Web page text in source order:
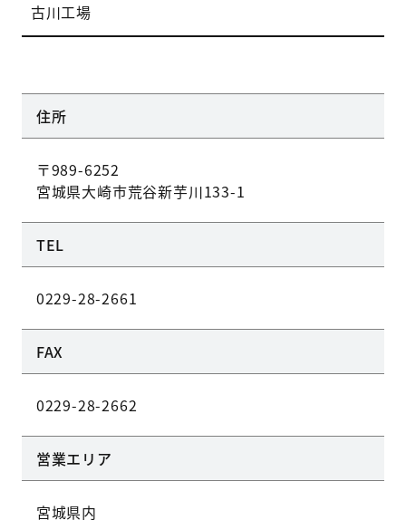
古川工場
住所
〒989-6252
宮城県大崎市荒谷新芋川133-1
TEL
0229-28-2661
FAX
0229-28-2662
営業エリア
宮城県内